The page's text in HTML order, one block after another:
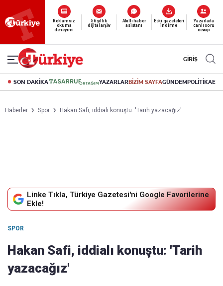
Yeni nesil dijital
abonelik 19 TL’den başlayan fiyatlarla.
GİRİŞ
SON DAKİKA YAZARLARBİZİM SAYFAGÜNDEMPOLİTİKA
Haberler Spor Hakan Safi, iddialı konuştu: 'Tarih yazacağız'
Linke Tıkla, Türkiye Gazetesi'ni Google Favorilerine
Ekle!
SPOR
Hakan Safi, iddialı konuştu: 'Tarih
yazacağız'